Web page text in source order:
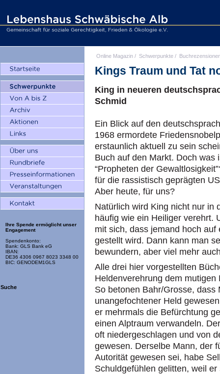
Ihre Spende ermöglicht unser
Engagement
Spendenkonto:
Bank: GLS Bank eG
IBAN:
DE36 4306 0967 8023 3348 00
BIC: GENODEM1GLS
Suche
Online Magazin / Schwerpunkte /
Kings Traum und Tat
King in neueren
Schmid
Ein Blick auf den
1968 ermordete
erstaunlich aktuell zu sein
Buch auf den Markt. Doch was
“Propheten der
für die rassistisch geprägten
Aber heute, für uns?
Natürlich wird King nicht nur in
häufig wie ein Heiliger verehrt.
mit sich, dass jemand hoch
gestellt wird. Dann kann man
bewundern, aber viel mehr
Alle drei hier vorgestellten
Heldenverehrung dem
So betonen Bahr/Grosse, dass
unangefochtener Held
er mehrmals die Befürchtung
einen Alptraum verwandeln.
oft niedergeschlagen und von
gewesen. Derselbe Mann, der
Autorität gewesen sei, habe
Schuldgefühlen gelitten, weil